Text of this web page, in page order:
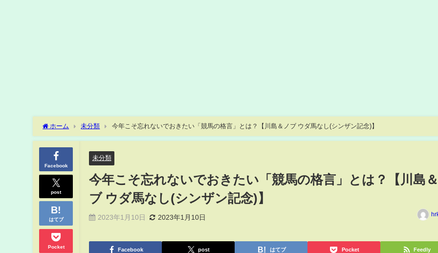
ホーム 未分類 今年こそ忘れないでおきたい「競馬の格言」とは？【川島＆ノブ ウダ馬なし(シンザン記念)】
Facebook
post
はてブ
Pocket
未分類
今年こそ忘れないでおきたい「競馬の格言」とは？【川島
ブ ウダ馬なし(シンザン記念)】
2023年1月10日 2023年1月10日
Facebook post はてブ Pocket Feedly